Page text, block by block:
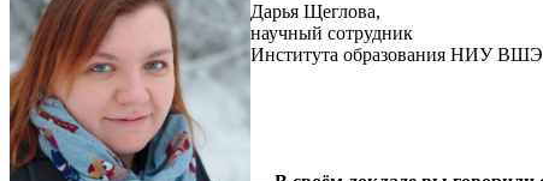
Дарья Щеглова,
научный сотрудник
Института образования НИУ ВШЭ